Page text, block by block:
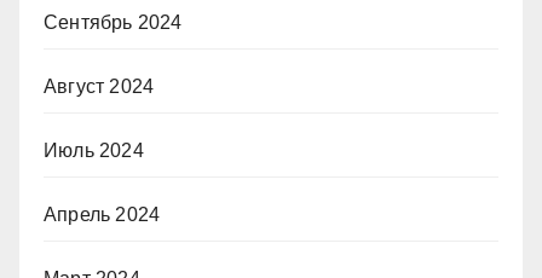
Сентябрь 2024
Август 2024
Июль 2024
Апрель 2024